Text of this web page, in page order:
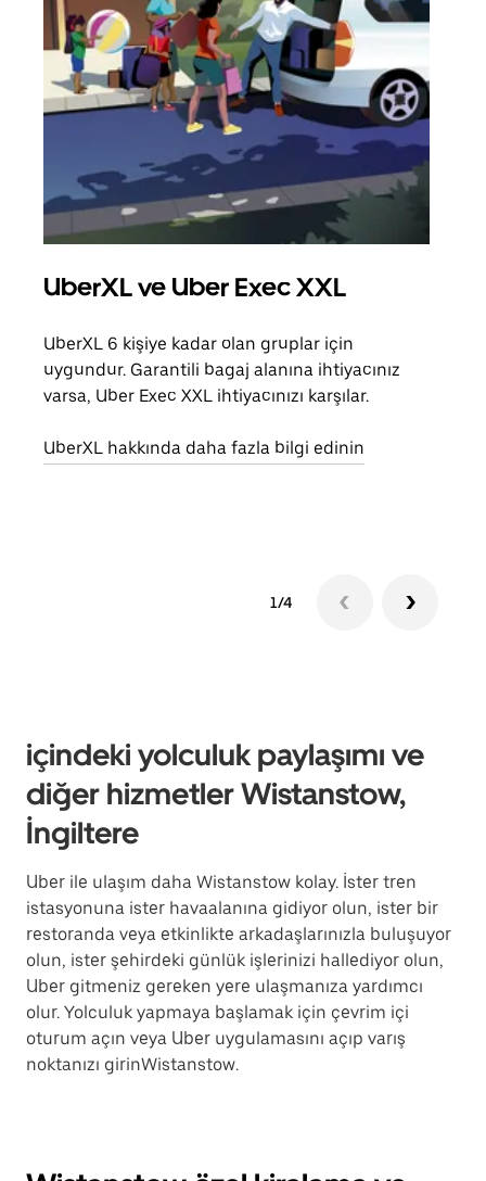
UberXL ve Uber Exec XXL
UberXL 6 kişiye kadar olan gruplar için
uygundur. Garantili bagaj alanına ihtiyacınız
varsa, Uber Exec XXL ihtiyacınızı karşılar.
UberXL hakkında daha fazla bilgi edinin
1/4
içindeki yolculuk paylaşımı ve
diğer hizmetler Wistanstow,
İngiltere
Uber ile ulaşım daha Wistanstow kolay. İster tren
istasyonuna ister havaalanına gidiyor olun, ister bir
restoranda veya etkinlikte arkadaşlarınızla buluşuyor
olun, ister şehirdeki günlük işlerinizi hallediyor olun,
Uber gitmeniz gereken yere ulaşmanıza yardımcı
olur. Yolculuk yapmaya başlamak için çevrim içi
oturum açın veya Uber uygulamasını açıp varış
noktanızı girinWistanstow.